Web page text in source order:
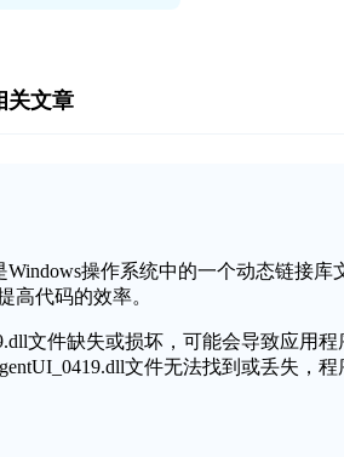
关文章
Windows操作系统中的一个动态链接
高代码的效率。
文件缺失或损坏，可能会导致应用
文件无法找到或丢失，